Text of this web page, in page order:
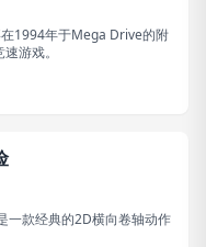
在1994年于Mega Drive的附
游戏。
一款经典的2D横向卷轴动作